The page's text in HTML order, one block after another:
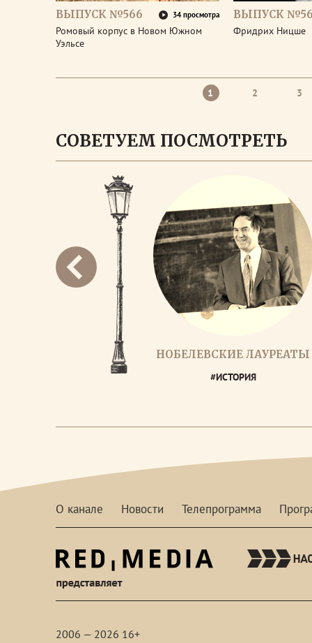
ВЫПУСК №566 34 просмотра
Ромовый корпус в Новом Южном
Уэльсе
ВЫПУСК
Фридрих Ницше
1 2 3
СОВЕТУЕМ ПОСМОТРЕТЬ
НОБЕЛЕВСКИЕ ЛАУРЕАТЫ
#ИСТОРИЯ
О канале Новости Телепрограмма
2006 — 2026 16+